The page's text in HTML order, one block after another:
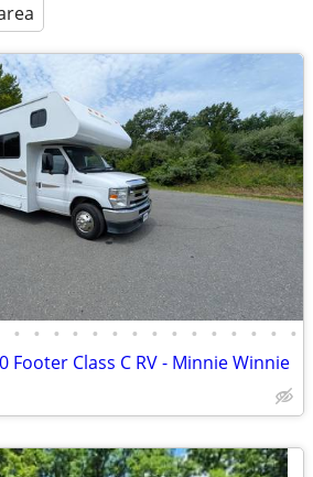
• • • • • • • • • • • • • • •
Footer Class C RV - Minnie Winnie